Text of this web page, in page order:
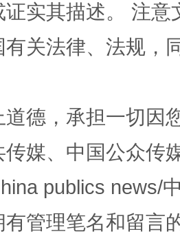
了！等你上场
证实其描述。 注
关法律、法规，
德，承担一切因
传媒、中国公众传
publics news/
管理笔名和留言